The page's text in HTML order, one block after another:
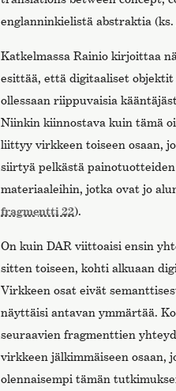
englanninkielistä abstraktia (ks.
Katkelmassa Rainio kirjoittaa
esittää, että digitaaliset
ollessaan riippuvaisia
Niinkin kiinnostava kuin tämä
liittyy virkkeen toiseen osaan,
siirtyä pelkästä
materiaaleihin, jotka ovat jo
fragmentti 22).
On kuin DAR viittoaisi ensin
sitten toiseen, kohti alkuaan
Virkkeen osat eivät
näyttäisi antavan ymmärtää.
seuraavien fragmenttien
virkkeen jälkimmäiseen osaan,
olennaisempi tämän